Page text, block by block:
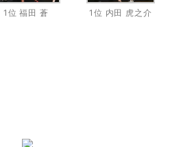
1位 福田 蒼 1位 内田 虎之介